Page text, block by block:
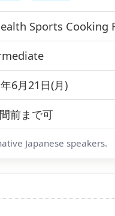
Sports Cooking
6月21日(月)
前まで可
Japanese speakers.